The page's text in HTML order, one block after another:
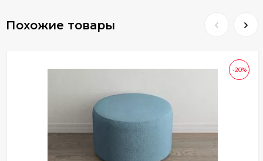
Похожие товары
-20%